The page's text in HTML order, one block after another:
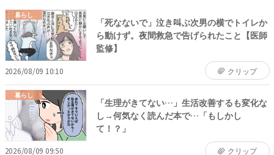
暮らし
「死なないで」泣き叫ぶ次男の横でトイレか
ら動けず。夜間救急で告げられたこと【医師
監修】
2026/08/09 10:10 クリップ
暮らし
「生理がきてない…」生活改善するも変化な
し→何気なく読んだ本で…「もしかし
て！？」
2026/08/09 09:50 クリップ